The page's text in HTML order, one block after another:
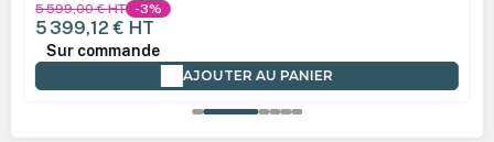
5 599,00 €HT -3%
5 399,12 € HT
Sur commande
AJOUTER AU PANIER